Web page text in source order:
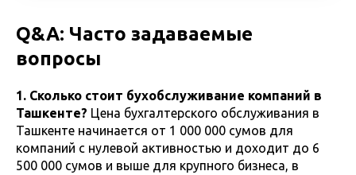
Q&A: Часто задаваемые
вопросы
1. Сколько стоит бухобслуживание компаний в
Ташкенте? Цена бухгалтерского обслуживания в
Ташкенте начинается от 1 000 000 сумов для
компаний с нулевой активностью и доходит до 6
500 000 сумов и выше для крупного бизнеса, в